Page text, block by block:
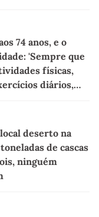
74 anos, e o
'Sempre que
físicas,
diários,
deserto na
de cascas
ninguém